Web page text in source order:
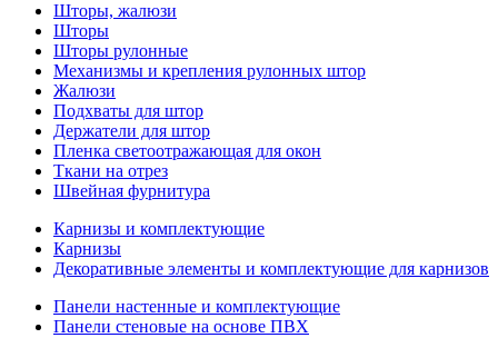
Шторы, жалюзи
Шторы
Шторы рулонные
Механизмы и крепления рулонных штор
Жалюзи
Подхваты для штор
Держатели для штор
Пленка светоотражающая для окон
Ткани на отрез
Швейная фурнитура
Карнизы и комплектующие
Карнизы
Декоративные элементы и комплектующие для карнизов
Панели настенные и комплектующие
Панели стеновые на основе ПВХ